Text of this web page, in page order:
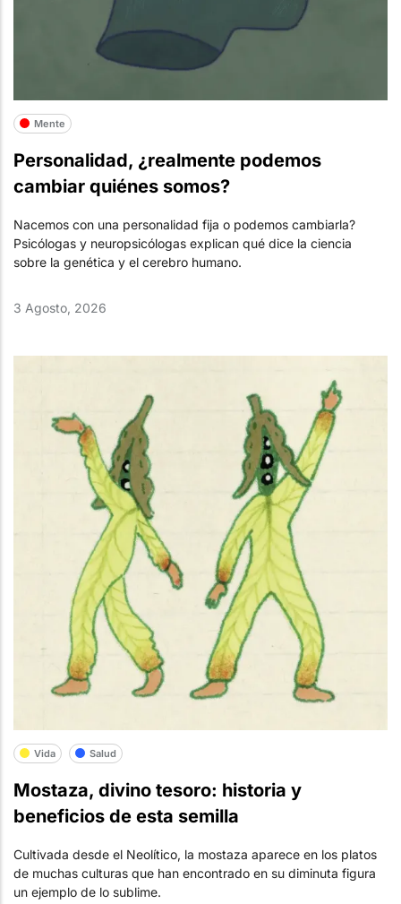
Mente
Personalidad, ¿realmente podemos
cambiar quiénes somos?
Nacemos con una personalidad fija o podemos cambiarla?
Psicólogas y neuropsicólogas explican qué dice la ciencia
sobre la genética y el cerebro humano.
3 Agosto, 2026
Vida Salud
Mostaza, divino tesoro: historia y
beneficios de esta semilla
Cultivada desde el Neolítico, la mostaza aparece en los platos
de muchas culturas que han encontrado en su diminuta figura
un ejemplo de lo sublime.